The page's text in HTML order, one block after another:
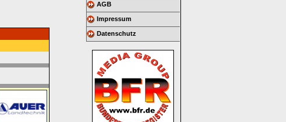
AGB
Impressum
Datenschutz